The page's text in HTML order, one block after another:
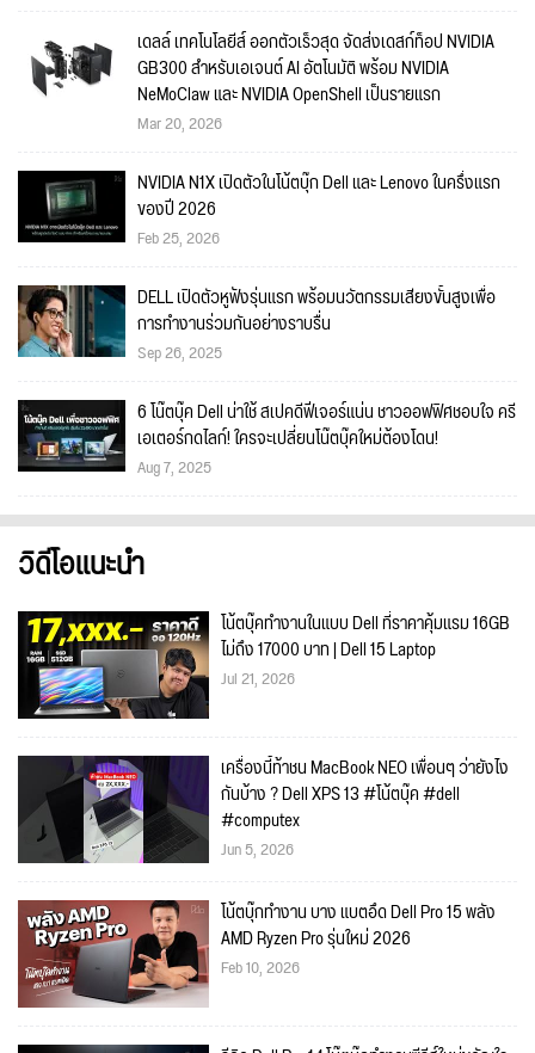
เดลล์ เทคโนโลยีส์ ออกตัวเร็วสุด จัดส่งเดสก์ท็อป NVIDIA
GB300 สำหรับเอเจนต์ AI อัตโนมัติ พร้อม NVIDIA
NeMoClaw และ NVIDIA OpenShell เป็นรายแรก
Mar 20, 2026
NVIDIA N1X เปิดตัวในโน้ตบุ๊ก Dell และ Lenovo ในครึ่งแรก
ของปี 2026
Feb 25, 2026
DELL เปิดตัวหูฟังรุ่นแรก พร้อมนวัตกรรมเสียงขั้นสูงเพื่อ
การทำงานร่วมกันอย่างราบรื่น
Sep 26, 2025
6 โน๊ตบุ๊ค Dell น่าใช้ สเปคดีฟีเจอร์แน่น ชาวออฟฟิศชอบใจ ครี
เอเตอร์กดไลก์! ใครจะเปลี่ยนโน๊ตบุ๊คใหม่ต้องโดน!
Aug 7, 2025
วิดีโอแนะนำ
โน้ตบุ๊คทำงานในแบบ Dell ที่ราคาคุ้มแรม 16GB
ไม่ถึง 17000 บาท | Dell 15 Laptop
Jul 21, 2026
เครื่องนี้ท้าชน MacBook NEO เพื่อนๆ ว่ายังไง
กันบ้าง ? Dell XPS 13 #โน้ตบุ๊ค #dell
#computex
Jun 5, 2026
โน้ตบุ๊กทำงาน บาง แบตอึด Dell Pro 15 พลัง
AMD Ryzen Pro รุ่นใหม่ 2026
Feb 10, 2026